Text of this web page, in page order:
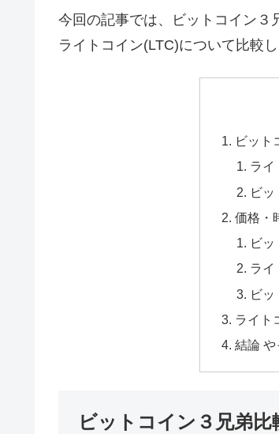
今回の記事では、ビットコイン３
ライトコイン(LTC)について比較
ビット
ライ
ビ
価格・
ビ
ライ
ビッ
ライト
結論
ビットコイン３兄弟比